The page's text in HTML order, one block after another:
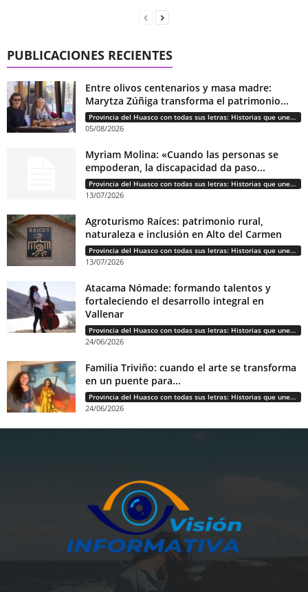
PUBLICACIONES RECIENTES
Entre olivos centenarios y masa madre:
Marytza Zúñiga transforma el patrimonio...
Provincia del Huasco con todas sus letras: Historias que unen cultura, diversidad e identidad
05/08/2026
Myriam Molina: «Cuando las personas se
empoderan, la discapacidad da paso...
Provincia del Huasco con todas sus letras: Historias que unen cultura, diversidad e identidad
13/07/2026
Agroturismo Raíces: patrimonio rural,
naturaleza e inclusión en Alto del Carmen
Provincia del Huasco con todas sus letras: Historias que unen cultura, diversidad e identidad
13/07/2026
Atacama Nómade: formando talentos y
fortaleciendo el desarrollo integral en
Vallenar
Provincia del Huasco con todas sus letras: Historias que unen cultura, diversidad e identidad
24/06/2026
Familia Triviño: cuando el arte se transforma
en un puente para...
Provincia del Huasco con todas sus letras: Historias que unen cultura, diversidad e identidad
24/06/2026